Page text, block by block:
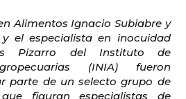
Alimentos Ignacio Subiabre y
el especialista en inocuidad
Pizarro del Instituto de
(INIA) fueron
parte de un selecto grupo de
figuran especialistas de